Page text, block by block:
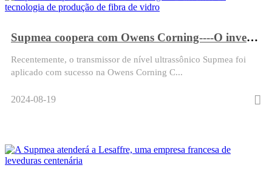
Supmea coopera com Owens Corning----O inventor da tecnologia de produção de fibra de vidro
Recentemente, o transmissor de nível ultrassônico Supmea foi
aplicado com sucesso na Owens Corning C...
2024-08-19